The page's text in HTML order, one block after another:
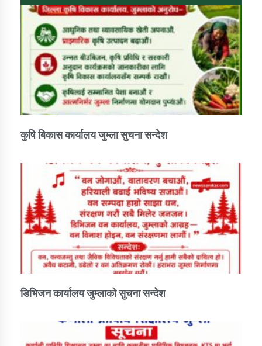
तातोपानी गाउँपालिकाको न्यायिक समिति सम्बन्धी सन्देश
तातोपानी गाउँपालिका जुम्लाको महिला तथा लैङ्गिक हिंसा
सम्बन्धी सूचना सन्देश
तातोपानी गाउँपालिका जुम्लाको महिनावारी सम्बन्धिकाे
तातोपानी गाउँपालिका जुम्लाको बालविवाह सन्देश
तातोपानी गाउँपालिका जुम्लाको सूचना
तातोपानी गाउँपालिका जुम्लाको सूचना
कुषि बिकास कार्यालय जुम्ला सुचना सन्देश
डिभिजन कार्यालय जुम्लाको सुचना सन्देश